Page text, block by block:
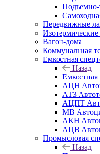
Подъемно-
Передвижные
Вагон-дома
Коммунальная
Емкостная
Назад
Емкостная
АЦН
АТЗ
АЦПТ
МВ
АКН
АЦВ
Промысловая
Назад